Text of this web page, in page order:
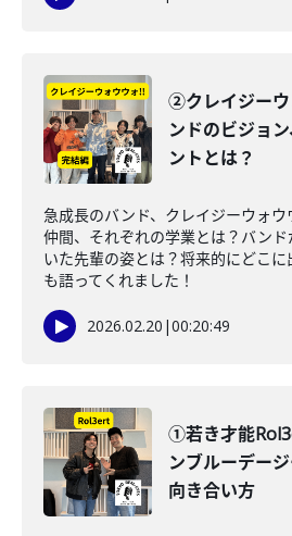
②クレイジーウ
ンドのビジョ
ントとは？
急成長のバンド、クレイジーウォウ
仲間、それぞれの学業とは？バン
いた先輩の姿とは？将来的にどこ
も語ってくれました！
2026.02.20 |00:20:49
①若き才能
ンブルーデー
向き合い方